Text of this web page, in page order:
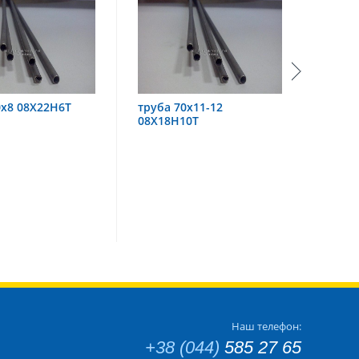
труба 70х11-12
08Х18Н10Т
Наш телефон:
+38 (044) 585 27 65